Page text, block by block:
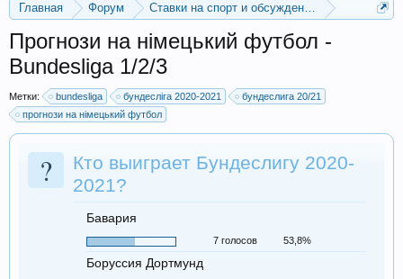
Главная Форум
Ставки на спорт и обсуждение спортивных
Прогнози на німецький футбол -
Bundesliga 1/2/3
Метки: bundesliga бундесліга 2020-2021
бундеслига 20/21
прогнози на німецький футбол
?
Кто выиграет Бундеслигу 2020-
2021?
Бавария
7 голосов 53,8%
Боруссия Дортмунд